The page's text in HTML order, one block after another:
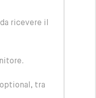
ricevere il
tra